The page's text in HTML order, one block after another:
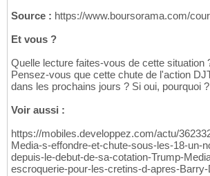
Source : https://www.boursorama.com/
Et vous ?
Quelle lecture faites-vous de cette situation
Pensez-vous que cette chute de l'action
dans les prochains jours ? Si oui, pourquoi ?
Voir aussi :
https://mobiles.developpez.com/actu/
Media-s-effondre-et-chute-sous-les-18-un-
depuis-le-debut-de-sa-cotation-Trump-
escroquerie-pour-les-cretins-d-apres-Barry-